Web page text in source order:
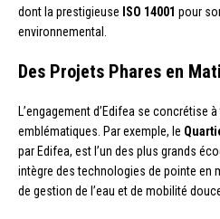
dont la prestigieuse ISO 14001 pour
environnemental.
Des Projets Phares en
L’engagement d’Edifea se concrétise
emblématiques. Par exemple, le
par Edifea, est l’un des plus grands
intègre des technologies de pointe en
de gestion de l’eau et de mobilité